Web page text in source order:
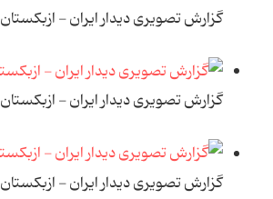
گزارش تصویری دیدار ایران - ازبکستان
گزارش تصویری دیدار ایران - ازبکستان
گزارش تصویری دیدار ایران - ازبکستان